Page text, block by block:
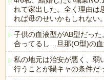
れて家出した。全く理由は
れば母のせいかもしれない
子供の血液型がAB型だっ
合ってるし…旦那(O型)の
私の地元は治安が悪く、弱
行うことが陽キャの条件だ